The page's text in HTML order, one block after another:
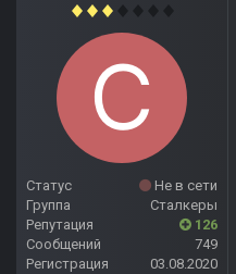
Статус
Не в сети
Группа
Сталкеры
Репутация
126
Сообщений
749
Регистрация
03.08.2020